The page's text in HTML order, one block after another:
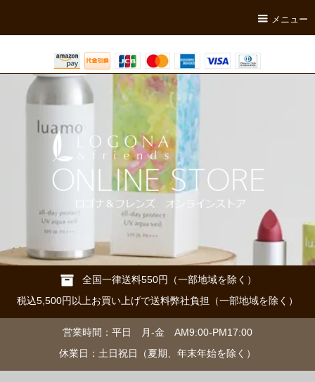
メニュー
全国一律送料550円（一部地域を除く）
税込5,500円以上お買い上げで送料弊社負担（一部地域を除く）
営業時間：平日 月-金 AM9:00-PM17:00
休業日：土日祝日（夏期、年末年始を除く）